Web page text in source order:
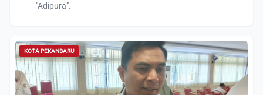
"Adipura".
KOTA PEKANBARU